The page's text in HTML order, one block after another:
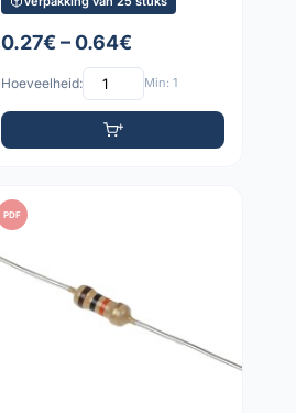
0.27€ – 0.64€
Hoeveelheid: Min: 1
PDF